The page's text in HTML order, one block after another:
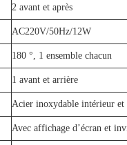
2 avant et après
AC220V/50Hz/12W
180 °, 1 ensemble chacun
1 avant et arrière
Acier inoxydable intérieur et
Avec affichage d’écran et